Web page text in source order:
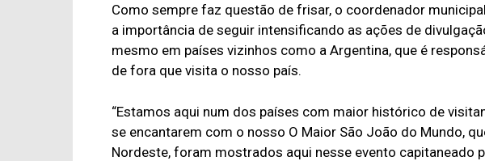
Como sempre faz questão de frisar, o coordenador
a importância de seguir intensificando as ações de
mesmo em países vizinhos como a Argentina, que é
de fora que visita o nosso país.
“Estamos aqui num dos países com maior histórico de
se encantarem com o nosso O Maior São João do Mundo,
Nordeste, foram mostrados aqui nesse evento capitaneado